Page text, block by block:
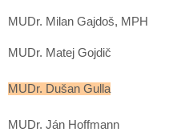
MUDr. Milan Gajdoš, MPH
MUDr. Matej Gojdič
MUDr. Dušan Gulla
MUDr. Ján Hoffmann